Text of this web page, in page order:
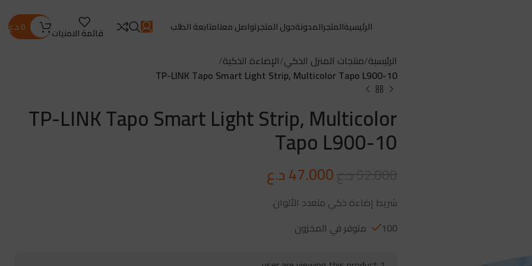
الرئيسيةالمتجرالمدونةحول المتجرتواصل معنامتابعة الطلب قائمة الامنيات 0د.ع
الرئيسية منتجات المنزل الذكي الإضاءة الذكية
TP-LINK Tapo Smart Light Strip, Multicolor Tapo L900-10
TP-LINK Tapo Smart Light Strip, Multicolor
Tapo L900-10
47.000د.ع
شريط إضاءة ذكي متعدد الألوان.
100 متوفر في المخزون